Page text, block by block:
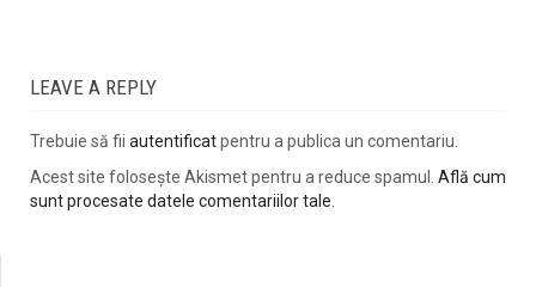
LEAVE A REPLY
Trebuie să fii autentificatpentru a publica un comentariu.
Acest site folosește Akismet pentru a reduce spamul. Află cum
sunt procesate datele comentariilor tale.